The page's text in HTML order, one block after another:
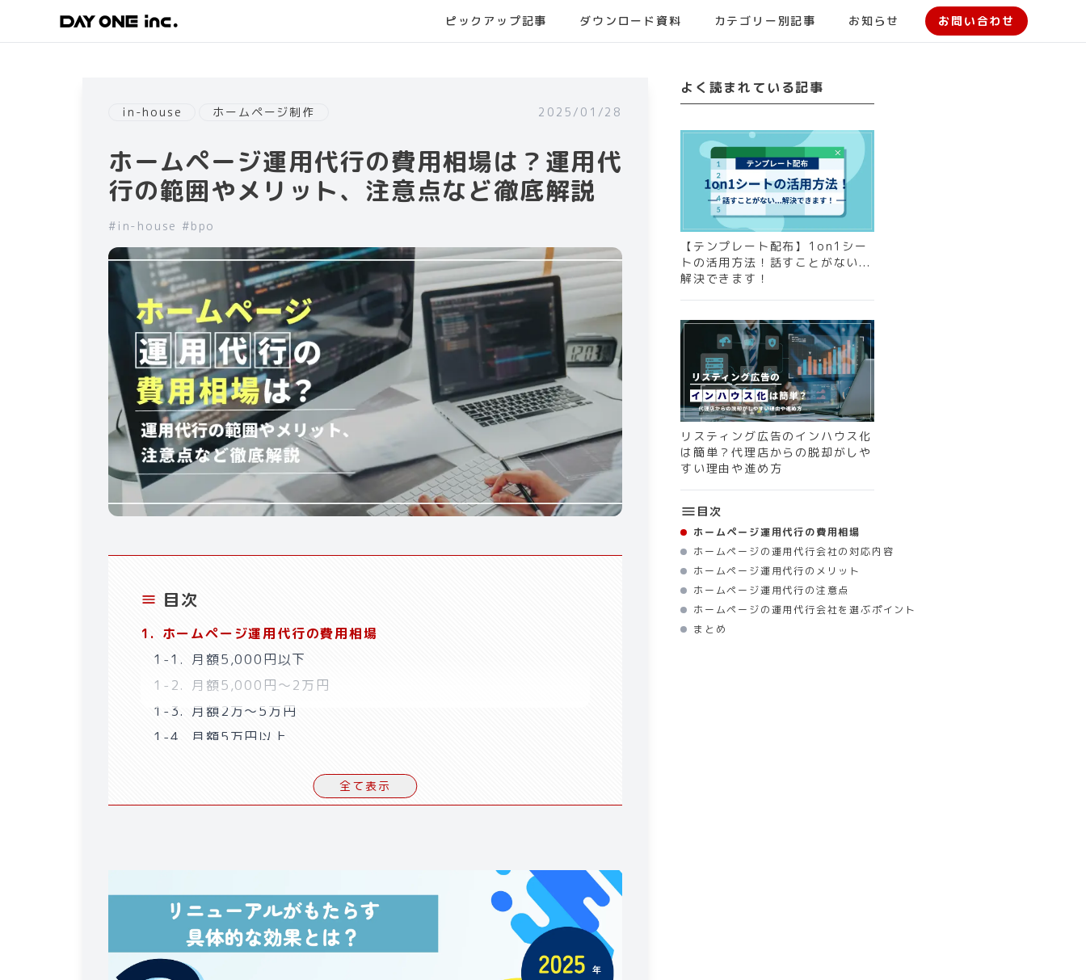
ピックアップ記事 ダウンロード資料 カテゴリー別記事 お知らせ お問い合わせ
in-house ホームページ制作 2025/01/28
ホームページ運用代行の費用相場は？運用代
行の範囲やメリット、注意点など徹底解説
# in-house #bpo
目次
1 . ホームページ運用代行の費用相場
1-1 . 月額5,000円以下
1-2. 月額5,000円〜2万円
1-3. 月額2万〜5万円
1-4
月額5万円以上
サーバー・ドメイン・SSLの管理など
2-5. 問い合わせ・トラブルの対応
ホームページ運用代行のメリット
専門性の高い運用
. 自社のリソースの節約
全て表示
よく読まれている記事
【テンプレート配布】1on1シー
トの活用方法！話すことがない...
解決できます！
リスティング広告のインハウス化
は簡単？代理店からの脱却がしや
すい理由や進め方
目次
ホームページ運用代行の費用相場
ホームページの運用代行会社の対応内容
ホームページ運用代行のメリット
ホームページ運用代行の注意点
ホームページの運用代行会社を選ぶポイント
まとめ